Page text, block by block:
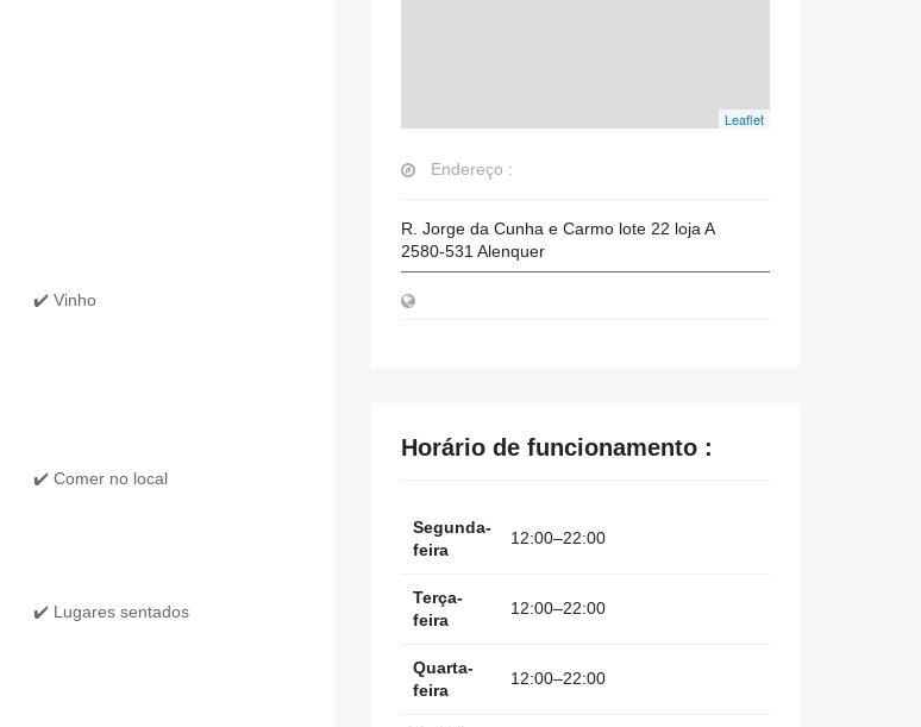
✔️ Vinho
✔️ Comer no local
✔️ Lugares sentados
Leaflet
Endereço :
R. Jorge da Cunha e Carmo lote 22 loja A
2580-531 Alenquer
Horário de funcionamento :
Segunda-
feira
12:00–22:00
Terça-
feira
12:00–22:00
Quarta-
feira
12:00–22:00